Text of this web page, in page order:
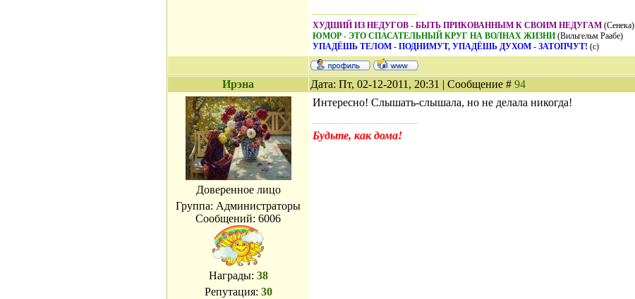
ХУДШИЙ ИЗ НЕДУГОВ - БЫТЬ ПРИКОВАННЫМ К СВОИМ НЕДУГАМ (Сенека)
ЮМОР - ЭТО СПАСАТЕЛЬНЫЙ КРУГ НА ВОЛНАХ ЖИЗНИ (Вильгельм Раабе)
УПАДЁШЬ ТЕЛОМ - ПОДНИМУТ, УПАДЁШЬ ДУХОМ - ЗАТОПЧУТ! (с)
Ирэна Дата: Пт, 02-12-2011, 20:31 | Сообщение # 94
Доверенное лицо
Группа: Администраторы
Сообщений: 6006
Награды: 38
Репутация: 30
Интересно! Слышать-слышала, но не делала никогда!
Будьте, как дома!